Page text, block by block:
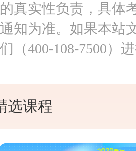
真实性负责，具体
知为准。如果本站
（400-108-7500）
选课程